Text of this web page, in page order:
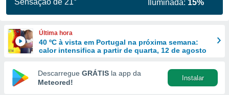
a este
das
e
forma
digital
Sensação de 21°
Iluminada: 15%
Última hora
40 ºC à vista em Portugal na próxima semana:
calor intensifica a partir de quarta, 12 de agosto
Descarregue GRÁTIS la app da
Meteored!
Instalar